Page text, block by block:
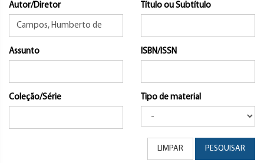
Autor/Diretor Título ou Subtítulo
Assunto ISBN/ISSN
Coleção/Série Tipo de material
LIMPAR PESQUISAR